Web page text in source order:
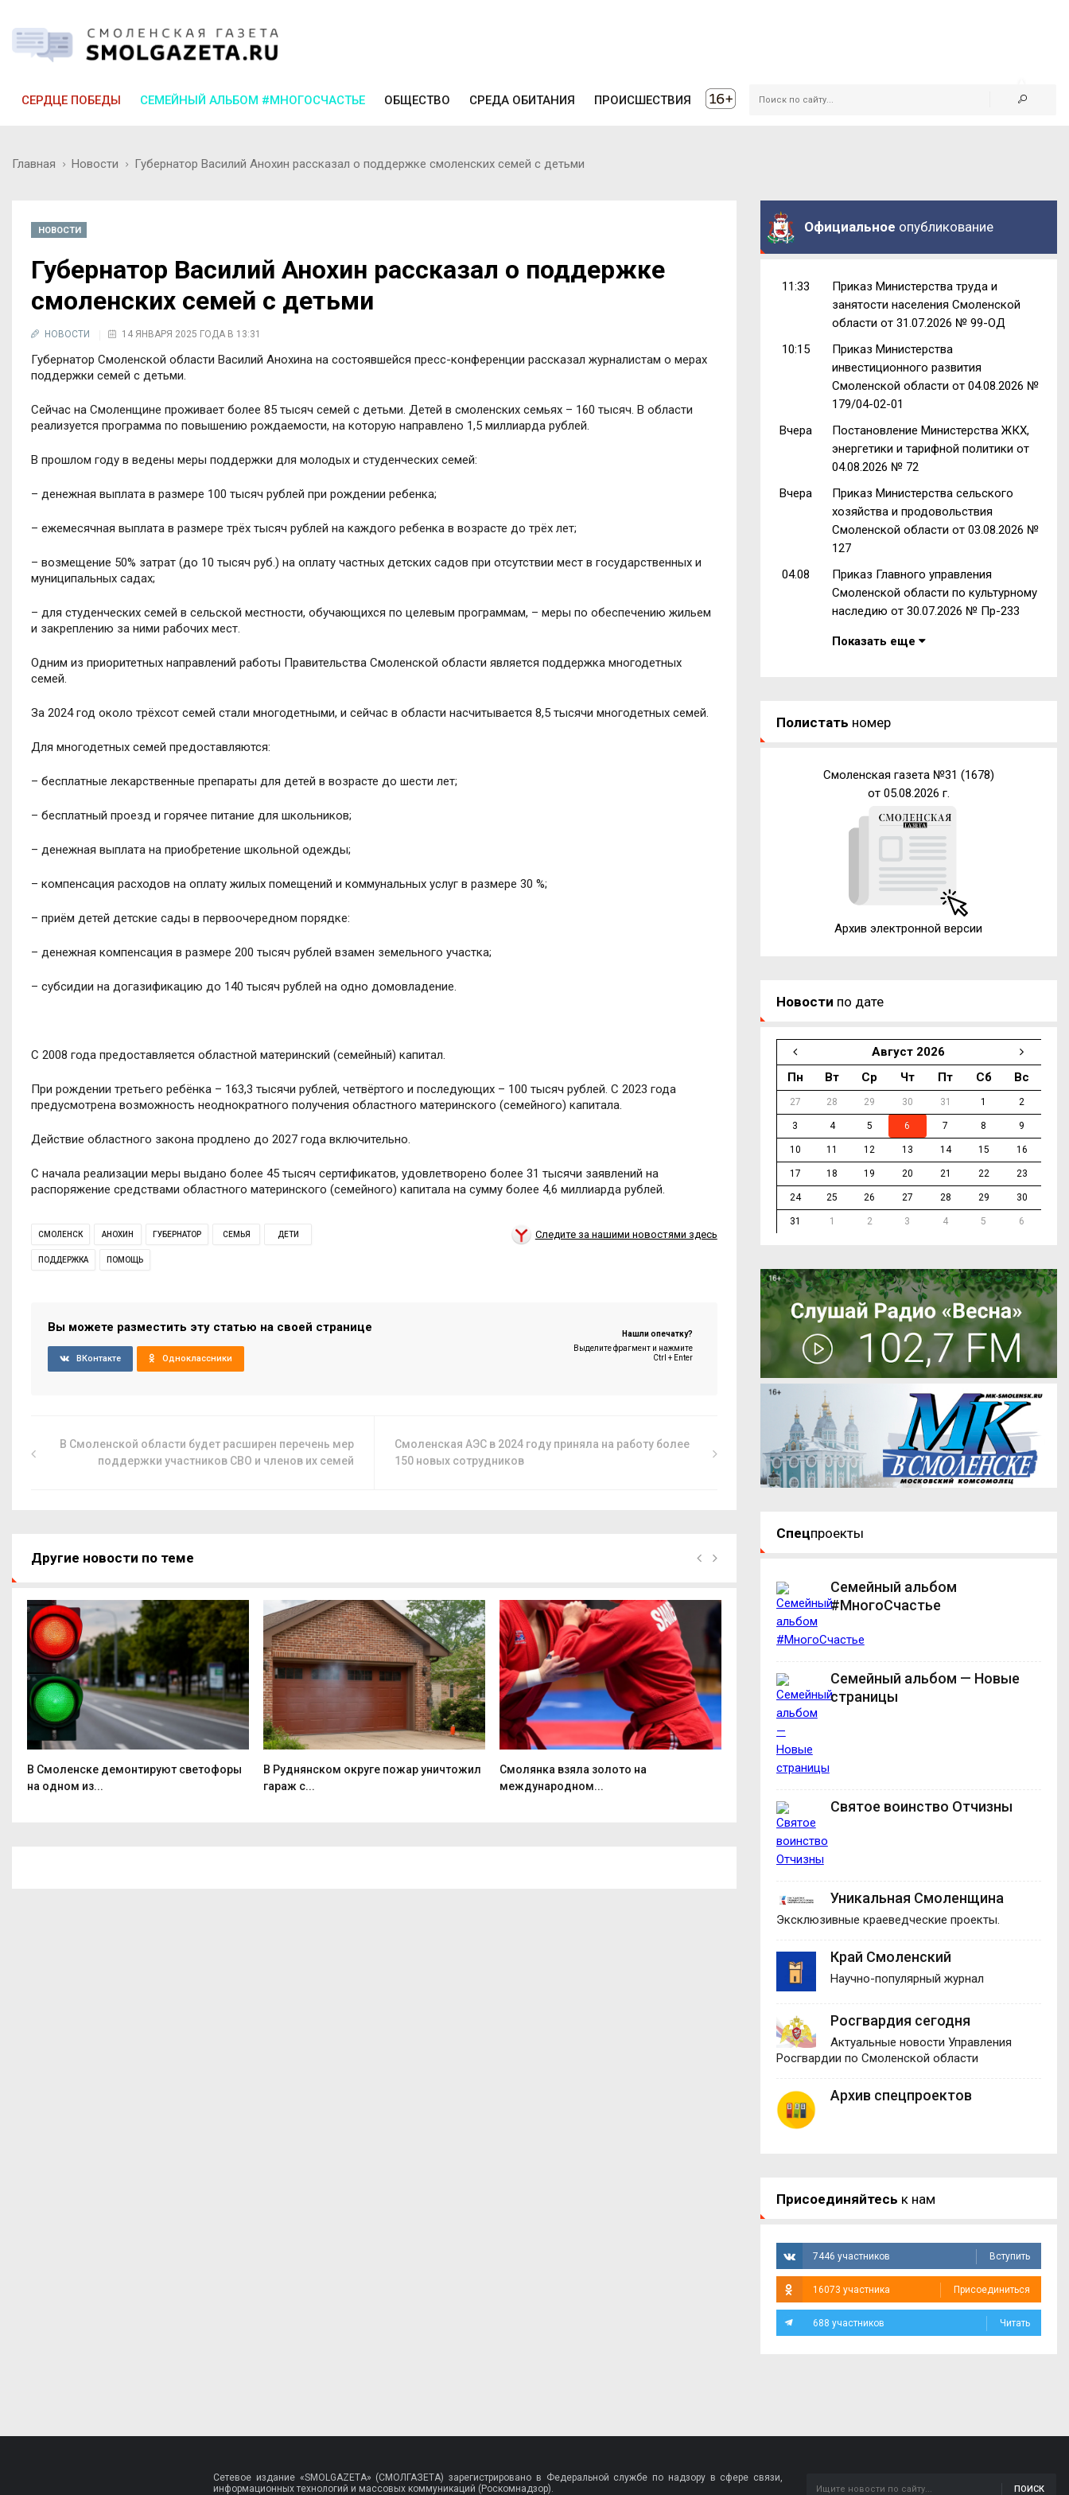
СЕРДЦЕ ПОБЕДЫ СЕМЕЙНЫЙ АЛЬБОМ #МНОГОСЧАСТЬЕ ОБЩЕСТВО СРЕДА ОБИТАНИЯ ПРОИСШЕСТВИЯ
Главная Новости Губернатор Василий Анохин рассказал о поддержке смоленских семей с детьми
НОВОСТИ
Губернатор Василий Анохин рассказал о поддержке
смоленских семей с детьми
НОВОСТИ 14 ЯНВАРЯ 2025 ГОДА В 13:31
Губернатор Смоленской области Василий Анохина на состоявшейся пресс-конференции рассказал журналистам о мерах
поддержки семей с детьми.
Сейчас на Смоленщине проживает более 85 тысяч семей с детьми. Детей в смоленских семьях – 160 тысяч. В области
реализуется программа по повышению рождаемости, на которую направлено 1,5 миллиарда рублей.
В прошлом году в ведены меры поддержки для молодых и студенческих семей:
– денежная выплата в размере 100 тысяч рублей при рождении ребенка;
– ежемесячная выплата в размере трёх тысяч рублей на каждого ребенка в возрасте до трёх лет;
– возмещение 50% затрат (до 10 тысяч руб.) на оплату частных детских садов при отсутствии мест в государственных и
муниципальных садах;
– для студенческих семей в сельской местности, обучающихся по целевым программам, – меры по обеспечению жильем
и закреплению за ними рабочих мест.
Одним из приоритетных направлений работы Правительства Смоленской области является поддержка многодетных
семей.
За 2024 год около трёхсот семей стали многодетными, и сейчас в области насчитывается 8,5 тысячи многодетных семей.
Для многодетных семей предоставляются:
– бесплатные лекарственные препараты для детей в возрасте до шести лет;
– бесплатный проезд и горячее питание для школьников;
– денежная выплата на приобретение школьной одежды;
– компенсация расходов на оплату жилых помещений и коммунальных услуг в размере 30 %;
– приём детей детские сады в первоочередном порядке:
– денежная компенсация в размере 200 тысяч рублей взамен земельного участка;
– субсидии на догазификацию до 140 тысяч рублей на одно домовладение.
С 2008 года предоставляется областной материнский (семейный) капитал.
При рождении третьего ребёнка – 163,3 тысячи рублей, четвёртого и последующих – 100 тысяч рублей. С 2023 года
предусмотрена возможность неоднократного получения областного материнского (семейного) капитала.
Действие областного закона продлено до 2027 года включительно.
С начала реализации меры выдано более 45 тысяч сертификатов, удовлетворено более 31 тысячи заявлений на
распоряжение средствами областного материнского (семейного) капитала на сумму более 4,6 миллиарда рублей.
СМОЛЕНСК АНОХИН ГУБЕРНАТОР СЕМЬЯ ДЕТИ
ПОДДЕРЖКА ПОМОЩЬ
Следите за нашими новостями здесь
Вы можете разместить эту статью на своей странице
ВКонтакте Одноклассники
Нашли опечатку?
Выделите фрагмент и нажмите
Ctrl + Enter
В Смоленской области будет расширен перечень мер
поддержки участников СВО и членов их семей
Смоленская АЭС в 2024 году приняла на работу более
150 новых сотрудников
Другие новости по теме
В Смоленске демонтируют светофоры
на одном из...
В Руднянском округе пожар уничтожил
гараж с...
Смолянка взяла золото на
международном...
До гастрономического праздника
Официальное опубликование
11:33
Приказ Министерства труда и
занятости населения Смоленской
области от 31.07.2026 № 99-ОД
10:15
Приказ Министерства
инвестиционного развития
Смоленской области от 04.08.2026 №
179/04-02-01
Вчера
Постановление Министерства ЖКХ,
энергетики и тарифной политики от
04.08.2026 № 72
Вчера
Приказ Министерства сельского
хозяйства и продовольствия
Смоленской области от 03.08.2026 №
127
04.08
Приказ Главного управления
Смоленской области по культурному
наследию от 30.07.2026 № Пр-233
Показать еще
Полистать номер
Смоленская газета №31 (1678)
от 05.08.2026 г.
Архив электронной версии
Новости по дате
Август 2026
Пн
Вт Ср Чт Пт Сб Вс
27 28 29 30 31 1 2
3 4 5 6 7 8 9
10 11 12 13 14 15 16
17 18 19 20 21 22 23
24 25 26 27 28 29 30
31 1 2 3 4 5 6
Спецпроекты
Семейный альбом
#МногоСчастье
Семейный альбом — Новые
страницы
Святое воинство Отчизны
Уникальная Смоленщина
Эксклюзивные краеведческие проекты.
Край Смоленский
Научно-популярный журнал
Росгвардия сегодня
Актуальные новости Управления
Росгвардии по Смоленской области
Архив спецпроектов
Присоединяйтесь к нам
7446 участников Вступить
16073 участника Присоединиться
688 участников Читать
Сетевое издание «SMOLGAZETA» (СМОЛГАЗЕТА) зарегистрировано в Федеральной службе по надзору в сфере связи,
информационных технологий и массовых коммуникаций (Роскомнадзор).
ПОИСК